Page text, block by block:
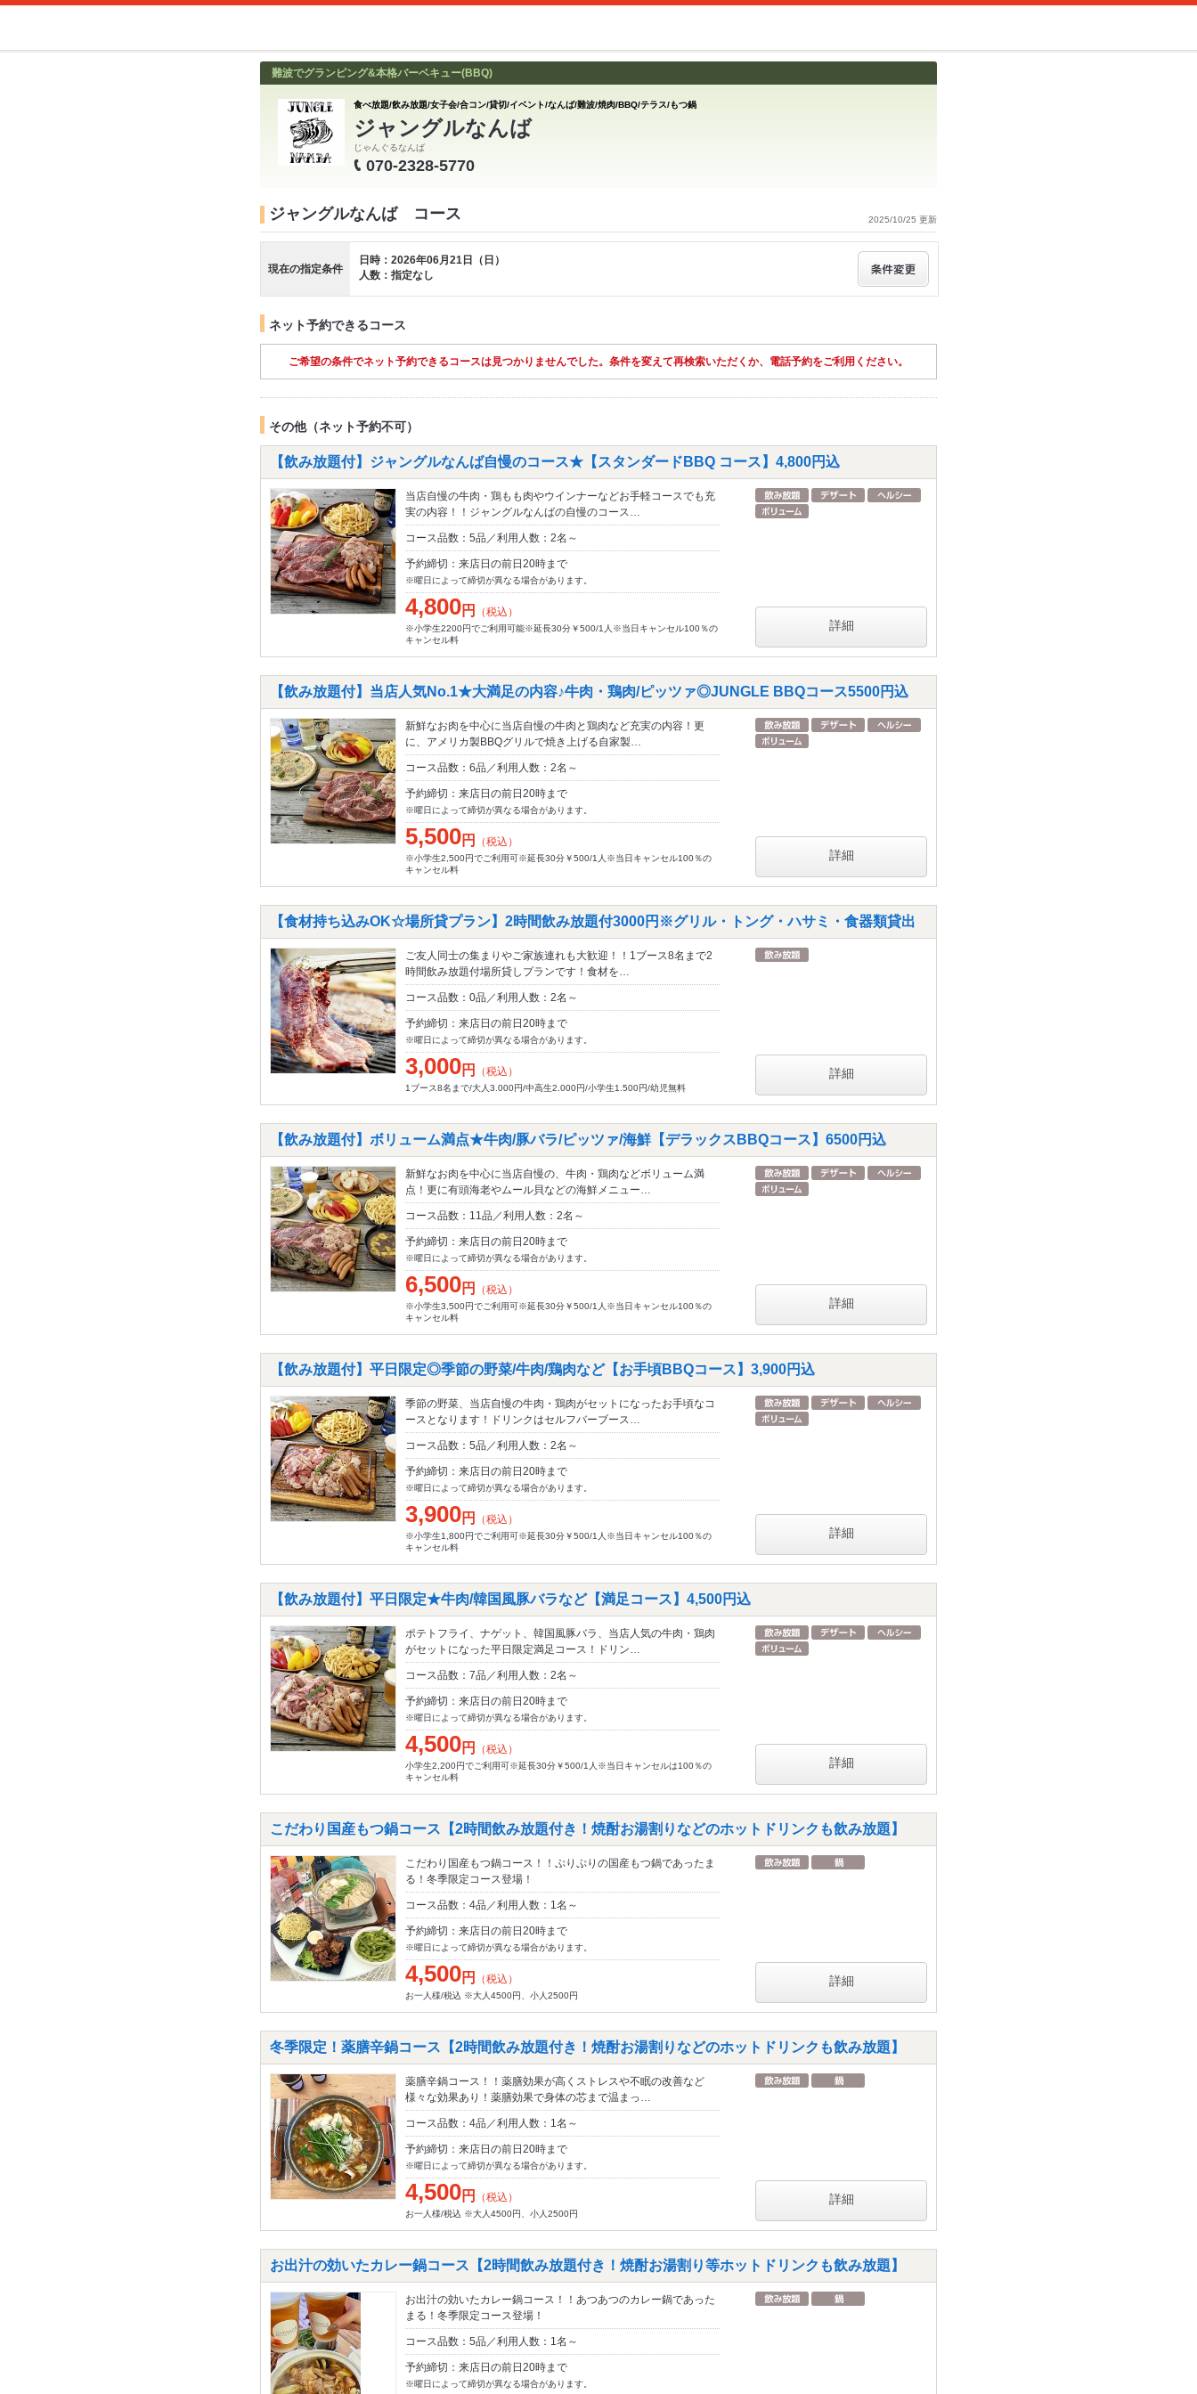
難波でグランピング&本格バーベキュー(BBQ)
食べ放題/飲み放題/女子会/合コン/貸切/イベント/なんば/難波/焼肉/BBQ/テラス/もつ鍋
ジャングルなんば
じゃんぐるなんば
070-2328-5770
2025/10/25 更新
ジャングルなんば コース
現在の指定条件
日時：2026年06月21日（日）
人数：指定なし
ネット予約できるコース
ご希望の条件でネット予約できるコースは見つかりませんでした。条件を変えて再検索いただくか、電話予約をご利用ください。
その他（ネット予約不可）
【飲み放題付】ジャングルなんば自慢のコース★【スタンダードBBQ コース】4,800円込
当店自慢の牛肉・鶏もも肉やウインナーなどお手軽コースでも充
実の内容！！ジャングルなんばの自慢のコース…
コース品数：5品／利用人数：2名～
予約締切：来店日の前日20時まで
※曜日によって締切が異なる場合があります。
4,800円 （税込）
※小学生2200円でご利用可能※延長30分￥500/1人※当日キャンセル100％の
キャンセル料
詳細
【飲み放題付】当店人気No.1★大満足の内容♪牛肉・鶏肉/ピッツァ◎JUNGLE BBQコース5500円込
新鮮なお肉を中心に当店自慢の牛肉と鶏肉など充実の内容！更
に、アメリカ製BBQグリルで焼き上げる自家製…
コース品数：6品／利用人数：2名～
予約締切：来店日の前日20時まで
※曜日によって締切が異なる場合があります。
5,500円 （税込）
※小学生2,500円でご利用可※延長30分￥500/1人※当日キャンセル100％の
キャンセル料
詳細
【食材持ち込みOK☆場所貸プラン】2時間飲み放題付3000円※グリル・トング・ハサミ・食器類貸出
ご友人同士の集まりやご家族連れも大歓迎！！1ブース8名まで2
時間飲み放題付場所貸しプランです！食材を…
コース品数：0品／利用人数：2名～
予約締切：来店日の前日20時まで
※曜日によって締切が異なる場合があります。
3,000円 （税込）
1ブース8名まで/大人3.000円/中高生2.000円/小学生1.500円/幼児無料
詳細
【飲み放題付】ボリューム満点★牛肉/豚バラ/ピッツァ/海鮮【デラックスBBQコース】6500円込
新鮮なお肉を中心に当店自慢の、牛肉・鶏肉などボリューム満
点！更に有頭海老やムール貝などの海鮮メニュー…
コース品数：11品／利用人数：2名～
予約締切：来店日の前日20時まで
※曜日によって締切が異なる場合があります。
6,500円 （税込）
※小学生3,500円でご利用可※延長30分￥500/1人※当日キャンセル100％の
キャンセル料
詳細
【飲み放題付】平日限定◎季節の野菜/牛肉/鶏肉など【お手頃BBQコース】3,900円込
季節の野菜、当店自慢の牛肉・鶏肉がセットになったお手頃なコ
ースとなります！ドリンクはセルフバーブース…
コース品数：5品／利用人数：2名～
予約締切：来店日の前日20時まで
※曜日によって締切が異なる場合があります。
3,900円 （税込）
※小学生1,800円でご利用可※延長30分￥500/1人※当日キャンセル100％の
キャンセル料
詳細
【飲み放題付】平日限定★牛肉/韓国風豚バラなど【満足コース】4,500円込
ポテトフライ、ナゲット、韓国風豚バラ、当店人気の牛肉・鶏肉
がセットになった平日限定満足コース！ドリン…
コース品数：7品／利用人数：2名～
予約締切：来店日の前日20時まで
※曜日によって締切が異なる場合があります。
4,500円 （税込）
小学生2,200円でご利用可※延長30分￥500/1人※当日キャンセルは100％の
キャンセル料
詳細
こだわり国産もつ鍋コース【2時間飲み放題付き！焼酎お湯割りなどのホットドリンクも飲み放題】
こだわり国産もつ鍋コース！！ぷりぷりの国産もつ鍋であったま
る！冬季限定コース登場！
コース品数：4品／利用人数：1名～
予約締切：来店日の前日20時まで
※曜日によって締切が異なる場合があります。
4,500円 （税込）
お一人様/税込 ※大人4500円、小人2500円
詳細
冬季限定！薬膳辛鍋コース【2時間飲み放題付き！焼酎お湯割りなどのホットドリンクも飲み放題】
薬膳辛鍋コース！！薬膳効果が高くストレスや不眠の改善など
様々な効果あり！薬膳効果で身体の芯まで温まっ…
コース品数：4品／利用人数：1名～
予約締切：来店日の前日20時まで
※曜日によって締切が異なる場合があります。
4,500円 （税込）
お一人様/税込 ※大人4500円、小人2500円
詳細
お出汁の効いたカレー鍋コース【2時間飲み放題付き！焼酎お湯割り等ホットドリンクも飲み放題】
お出汁の効いたカレー鍋コース！！あつあつのカレー鍋であった
まる！冬季限定コース登場！
コース品数：5品／利用人数：1名～
予約締切：来店日の前日20時まで
※曜日によって締切が異なる場合があります。